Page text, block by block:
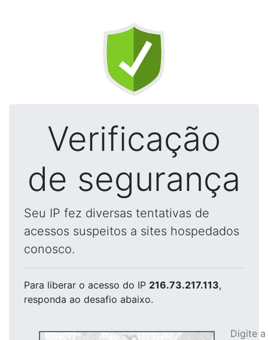
Verificação
de segurança
Seu IP fez diversas tentativas de
acessos suspeitos a sites hospedados
conosco.
Para liberar o acesso do IP 216.73.217.113,
responda ao desafio abaixo.
Digite